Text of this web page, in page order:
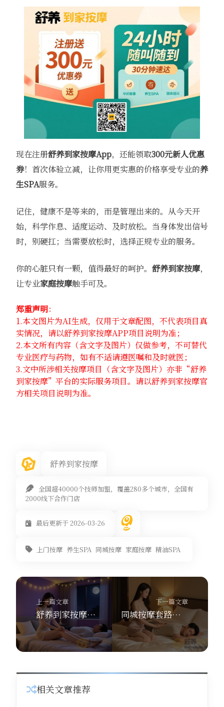
现在注册舒养到家按摩App，还能领取300元新人优惠
券！首次体验立减，让你用更实惠的价格享受专业的养
生SPA服务。
记住，健康不是等来的，而是管理出来的。从今天开
始，科学作息、适度运动、及时放松。当身体发出信号
时，别硬扛；当需要放松时，选择正规专业的服务。
你的心脏只有一颗，值得最好的呵护。 舒养到家按摩，
让专业家庭按摩触手可及。
郑重声明：
1.本文图片为AI生成，仅用于文章配图，不代表项目真
实情况，请以舒养到家按摩APP项目说明为准；
2.本文所有内容（含文字及图片）仅做参考，不可替代
专业医疗与药物，如有不适请遵医嘱和及时就医；
3.文中所涉相关按摩项目（含文字及图片）亦非“舒养
到家按摩”平台的实际服务项目。请以舒养到家按摩官
方相关项目说明为准。
舒养到家按摩
全国超40000个技师加盟，覆盖280多个城市，全国有
2000线下合作门店
最后更新于 2026-03-26
上门按摩 养生SPA 同城按摩 家庭按摩 精油SPA
上一篇文章
舒养到家按摩：熬夜、运动与心源性猝死：别让健康踩红线，正规上门按摩才是养生正道
下一篇文章
同城按摩套路深？心源性猝死离你有多远？舒养到家按摩给你答案
相关文章推荐